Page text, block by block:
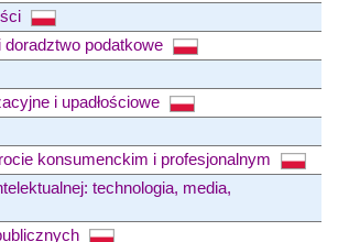
doradztwo podatkowe
i upadłościowe
konsumenckim i profesjonalnym
technologia, media,